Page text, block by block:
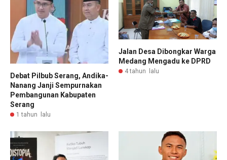
Debat Pilbub Serang, Andika-
Nanang Janji Sempurnakan
Pembangunan Kabupaten
Serang
1 tahun lalu
Jalan Desa Dibongkar Warga
Medang Mengadu ke DPRD
4 tahun lalu